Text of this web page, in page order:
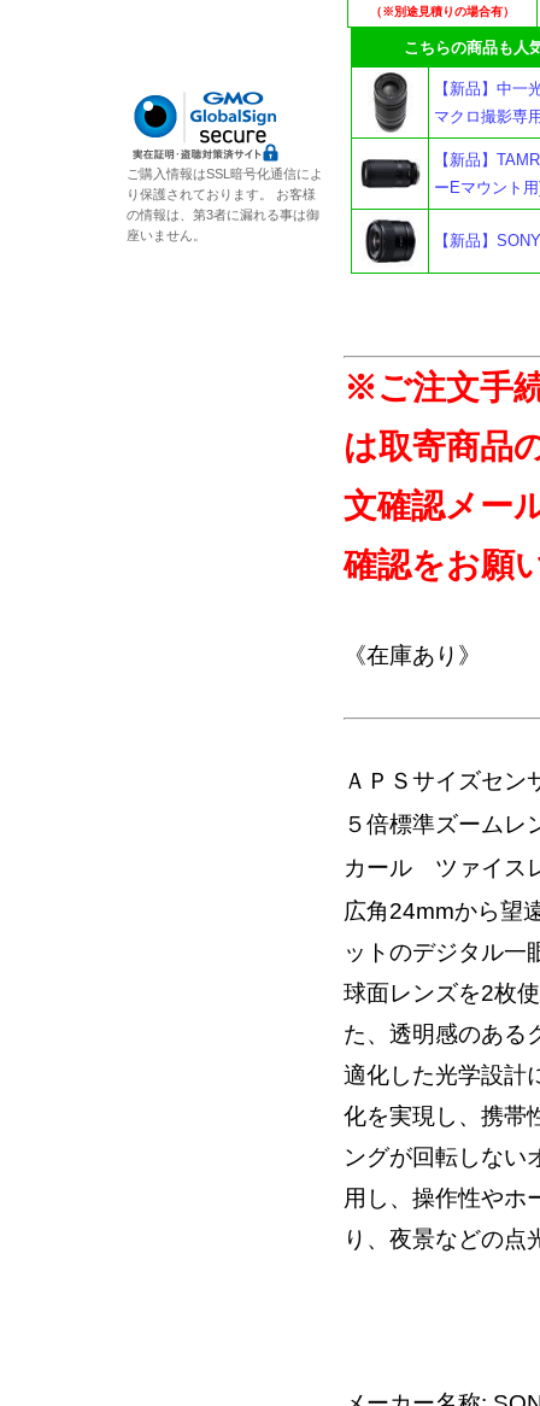
（※別途見積りの場合有）
こちらの商品も人気
【新品】中
マクロ撮影専
【新品】
ーEマウント
【新品】
※ご注文手
は取寄商品
文確認メー
確認をお願
《在庫あり》
ＡＰＳサイズセン
５倍標準ズームレ
カール ツァイス
広角24mmから望
ットのデジタル一
球面レンズを2枚
た、透明感のある
適化した光学設計
化を実現し、携帯
ングが回転しない
用し、操作性やホ
り、夜景などの点
ご購入情報はSSL暗号化通信によ
り保護されております。 お客様
の情報は、第3者に漏れる事は御
座いません。